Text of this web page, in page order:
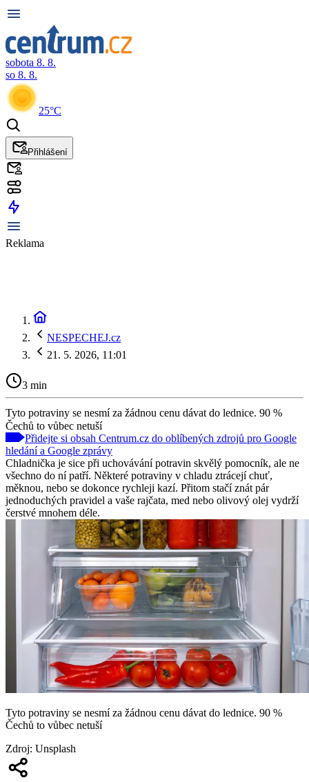
sobota 8. 8.
so 8. 8.
25°C
Přihlášení
Reklama
NESPECHEJ.cz
21. 5. 2026, 11:01
3 min
Tyto potraviny se nesmí za žádnou cenu dávat do lednice. 90 %
Čechů to vůbec netuší
Přidejte si obsah Centrum.cz do oblíbených zdrojů pro Google
hledání a Google zprávy
Chladnička je sice při uchovávání potravin skvělý pomocník, ale ne
všechno do ní patří. Některé potraviny v chladu ztrácejí chuť,
měknou, nebo se dokonce rychleji kazí. Přitom stačí znát pár
jednoduchých pravidel a vaše rajčata, med nebo olivový olej vydrží
čerstvé mnohem déle.
Tyto potraviny se nesmí za žádnou cenu dávat do lednice. 90 %
Čechů to vůbec netuší
Zdroj: Unsplash